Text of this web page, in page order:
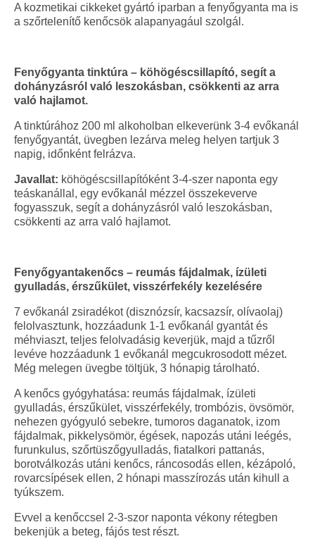
A kozmetikai cikkeket gyártó iparban a fenyőgyanta ma is
a szőrtelenítő kenőcsök alapanyagául szolgál.
Fenyőgyanta tinktúra – köhögéscsillapító, segít a
dohányzásról való leszokásban, csökkenti az arra
való hajlamot.
A tinktúrához 200 ml alkoholban elkeverünk 3-4 evőkanál
fenyőgyantát, üvegben lezárva meleg helyen tartjuk 3
napig, időnként felrázva.
Javallat: köhögéscsillapítóként 3-4-szer naponta egy
teáskanállal, egy evőkanál mézzel összekeverve
fogyasszuk, segít a dohányzásról való leszokásban,
csökkenti az arra való hajlamot.
Fenyőgyantakenőcs – reumás fájdalmak, ízületi
gyulladás, érszűkület, visszérfekély kezelésére
7 evőkanál zsiradékot (disznózsír, kacsazsír, olívaolaj)
felolvasztunk, hozzáadunk 1-1 evőkanál gyantát és
méhviaszt, teljes felolvadásig keverjük, majd a tűzről
levéve hozzáadunk 1 evőkanál megcukrosodott mézet.
Még melegen üvegbe töltjük, 3 hónapig tárolható.
A kenőcs gyógyhatása: reumás fájdalmak, ízületi
gyulladás, érszűkület, visszérfekély, trombózis, övsömör,
nehezen gyógyuló sebekre, tumoros daganatok, izom
fájdalmak, pikkelysömör, égések, napozás utáni leégés,
furunkulus, szőrtüszőgyulladás, fiatalkori pattanás,
borotválkozás utáni kenőcs, ráncosodás ellen, kézápoló,
rovarcsípések ellen, 2 hónapi masszírozás után kihull a
tyúkszem.
Evvel a kenőccsel 2-3-szor naponta vékony rétegben
bekenjük a beteg, fájós test részt.